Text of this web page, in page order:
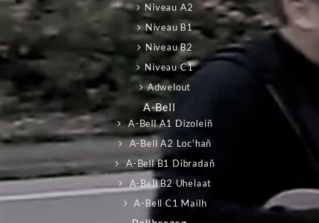
Niveau A2
Niveau B1
Niveau B2
Niveau C1
Adwelout
A-Bell
A-Bell A1 Dizoleiñ
A-Bell A2 Loc'hañ
A-Bell B1 Dibradañ
A-Bell B2 Uhelaat
A-Bell C1 Mailh